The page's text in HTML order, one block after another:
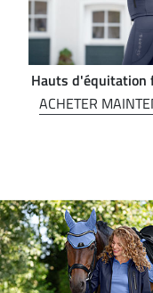
Hauts d'équitation
ACHETER